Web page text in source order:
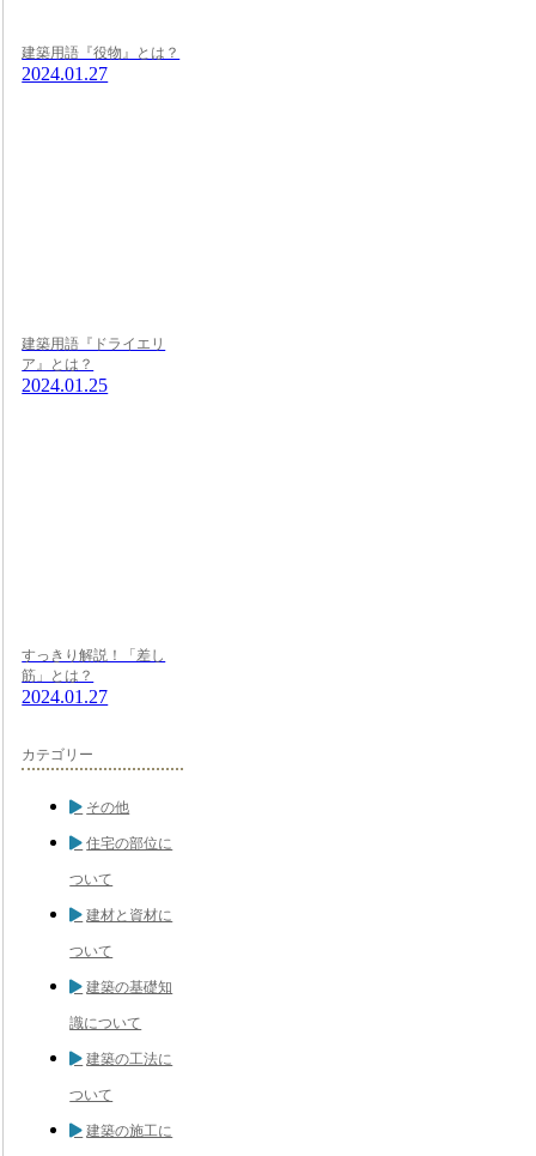
建築用語『役物』とは？
2024.01.27
建築用語『ドライエリ
ア』とは？
2024.01.25
すっきり解説！「差し
筋」とは？
2024.01.27
カテゴリー
その他
住宅の部位に
ついて
建材と資材に
ついて
建築の基礎知
識について
建築の工法に
ついて
建築の施工に